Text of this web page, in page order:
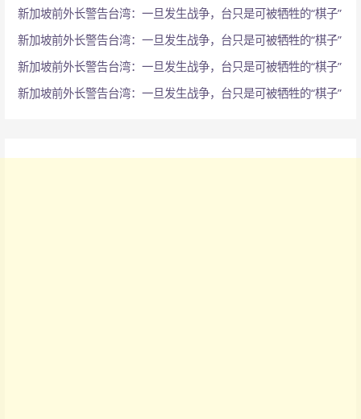
新加坡前外长警告台湾：一旦发生战争，台只是可被牺牲的“棋子”
新加坡前外长警告台湾：一旦发生战争，台只是可被牺牲的“棋子”
新加坡前外长警告台湾：一旦发生战争，台只是可被牺牲的“棋子”
新加坡前外长警告台湾：一旦发生战争，台只是可被牺牲的“棋子”